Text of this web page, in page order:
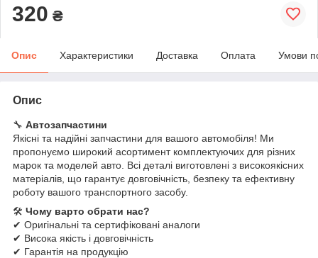
320 ₴
Опис Характеристики Доставка Оплата Умови
Опис
🔧 Автозапчастини
Якісні та надійні запчастини для вашого автомобіля! Ми
пропонуємо широкий асортимент комплектуючих для різних
марок та моделей авто. Всі деталі виготовлені з високоякісних
матеріалів, що гарантує довговічність, безпеку та ефективну
роботу вашого транспортного засобу.
🛠 Чому варто обрати нас?
✔ Оригінальні та сертифіковані аналоги
✔ Висока якість і довговічність
✔ Гарантія на продукцію